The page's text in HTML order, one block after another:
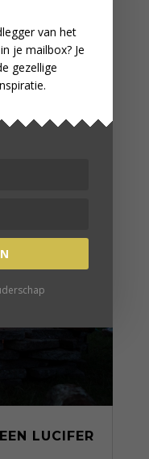
SCHOOL
TOETSEN
LUCIFER
van het
je mailbox? Je
gezellige